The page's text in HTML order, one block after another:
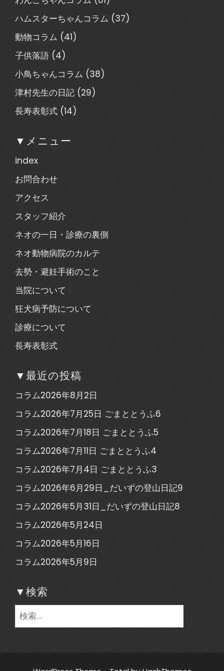
ハムスターちゃんコラム (37)
動物コラム (41)
子供落語 (4)
小鳥ちゃんコラム (38)
津村先生の日記 (29)
長寿表彰式 (14)
▼メニュー
index
お問合わせ
アクセス
スタッフ紹介
ネオの一日・診療の裏側
ネオ動物病院のカルテ
去勢・避妊手術のこと
当院について
狂犬病予防について
診療について
長寿表彰式
▼最近の投稿
コラム2026年8月2日
コラム2026年7月25日 ごまととうふ6
コラム2026年7月18日 ごまととうふ5
コラム2026年7月11日 ごまととうふ4
コラム2026年7月4日 ごまととうふ3
コラム2026年6月29日_だいずの登山日記9
コラム2026年5月31日_だいずの登山日記8
コラム2026年5月24日
コラム2026年5月16日
コラム2026年5月9日
▼検索
検
索: